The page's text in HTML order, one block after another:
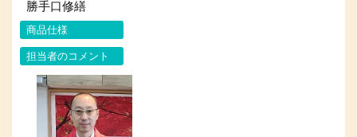
勝手口修繕
商品仕様
担当者のコメント